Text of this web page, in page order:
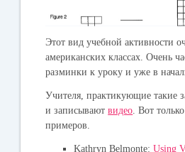
Этот вид учебной активности
американских классах. Очень
разминки к уроку и уже в
Учителя, практикующие такие
и записываютвидео. Вот
примеров.
Kathryn Belmonte:Using